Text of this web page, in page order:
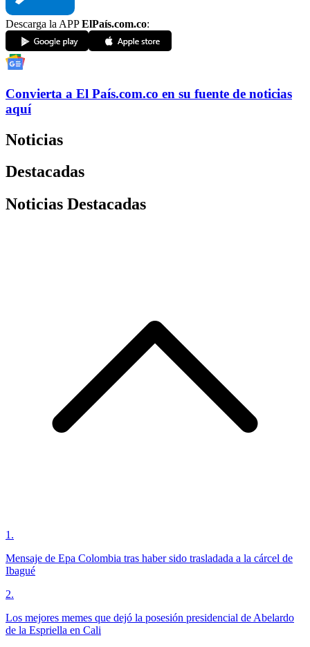
Descarga la APPElPaís.com.co:
Convierta a El País.com.co en su fuente de noticias
aquí
Noticias
Destacadas
Noticias Destacadas
1 .
Mensaje de Epa Colombia tras haber sido trasladada a la cárcel de
Ibagué
2.
Los mejores memes que dejó la posesión presidencial de Abelardo
de la Espriella en Cali